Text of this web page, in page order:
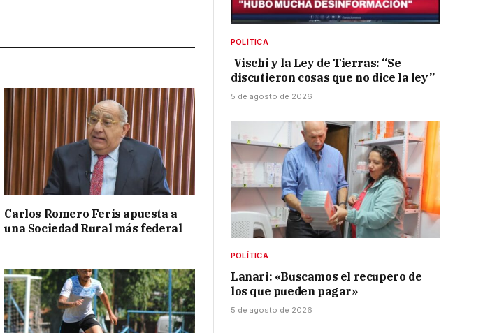
Carlos Romero Feris apuesta a
una Sociedad Rural más federal
POLÍTICA
Vischi y la Ley de Tierras: “Se
discutieron cosas que no dice la ley”
5 de agosto de 2026
POLÍTICA
Lanari: «Buscamos el recupero de
los que pueden pagar»
5 de agosto de 2026